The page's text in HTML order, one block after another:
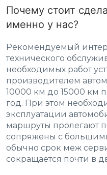
Почему стоит
именно у нас?
Рекомендуемый
технического
необходимых работ
производителем
10000 км до 15000 км
год. При этом
эксплуатации
маршруты пролегают
сопряжены с
обычно срок меж
сокращается почти в